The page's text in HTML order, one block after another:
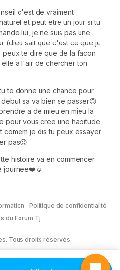
c'est de vraiment
et peut etre un jour si tu
lui, je ne suis pas une
(dieu sait que c'est ce que je
peux te dire que de la facon
a l'air de chercher ton
te donne une chance pour
sa va bien se passer🙃
a de mieu en mieu la
pour vous cree une habitude
comem je dis tu peux essayer
pas😉
histoire va en commencer
journee❤️☺️
Politique de confidentialité
du Forum Tj
Tous droits réservés